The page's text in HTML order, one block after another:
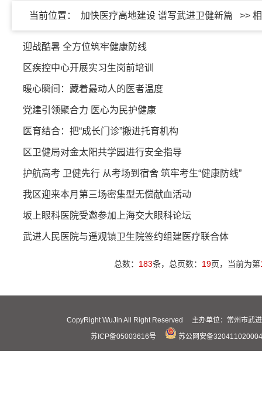
当前位置： 加快医疗高地建设 谱写武进卫健新篇 >>
迎战酷暑 全方位筑牢健康防线
区疾控中心开展实习生岗前培训
暖心瞬间：藏着最动人的医者温度
党建引领聚合力 医心为民护健康
医育结合：把“成长门诊”搬进托育机构
区卫健局对金太阳共学园进行安全指导
护航高考 卫健先行 从考场到宿舍 筑牢考生“健康防线”
我区迎来本月第三场密集型无偿献血活动
坂上眼科医院受邀参加上海交大眼科论坛
武进人民医院与遥观镇卫生院签约组建医疗联合体
总数： 183条，总页数： 19页，当前为第
CopyRight WuJin All Right Reserved 主办单位：常州市
苏ICP备05003616号
苏公网安备